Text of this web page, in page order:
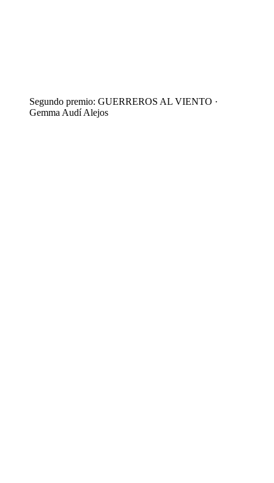
Segundo premio: GUERREROS AL VIENTO ·
Gemma Audí Alejos